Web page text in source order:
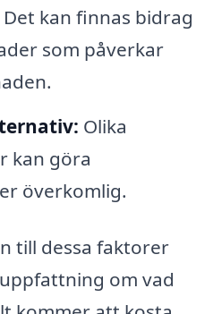
Det kan finnas bidrag
som påverkar
Olika
kan göra
överkomlig.
till dessa faktorer
om vad